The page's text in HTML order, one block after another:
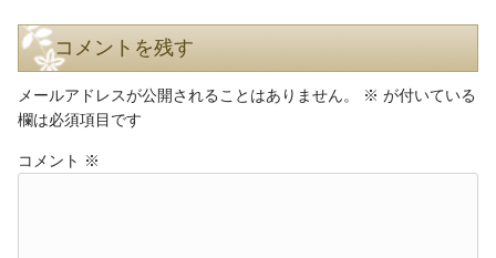
コメントを残す
メールアドレスが公開されることはありません。 ※ が付いている
欄は必須項目です
コメント ※